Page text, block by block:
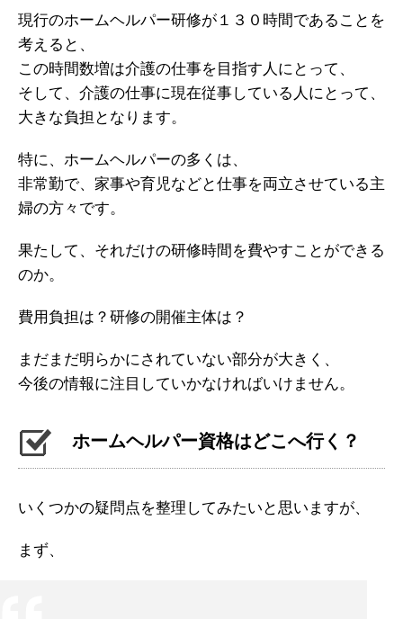
現行のホームヘルパー研修が１３０時間であることを
考えると、
この時間数増は介護の仕事を目指す人にとって、
そして、介護の仕事に現在従事している人にとって、
大きな負担となります。
特に、ホームヘルパーの多くは、
非常勤で、家事や育児などと仕事を両立させている主
婦の方々です。
果たして、それだけの研修時間を費やすことができる
のか。
費用負担は？研修の開催主体は？
まだまだ明らかにされていない部分が大きく、
今後の情報に注目していかなければいけません。
ホームヘルパー資格はどこへ行く？
いくつかの疑問点を整理してみたいと思いますが、
まず、